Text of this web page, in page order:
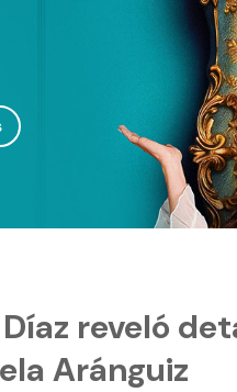
reveló
Aránguiz